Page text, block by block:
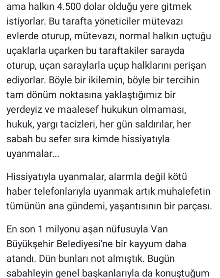
ama halkın 4.500 dolar olduğu yere gitmek
istiyorlar. Bu tarafta yöneticiler mütevazı
evlerde oturup, mütevazı, normal halkın uçtuğu
uçaklarla uçarken bu taraftakiler sarayda
oturup, uçan saraylarla uçup halklarını perişan
ediyorlar. Böyle bir ikilemin, böyle bir tercihin
tam dönüm noktasına yaklaştığımız bir
yerdeyiz ve maalesef hukukun olmaması,
hukuk, yargı tacizleri, her gün saldırılar, her
sabah bu sefer sıra kimde hissiyatıyla
uyanmalar...
Hissiyatıyla uyanmalar, alarmla değil kötü
haber telefonlarıyla uyanmak artık muhalefetin
tümünün ana gündemi, yaşantısının bir parçası.
En son 1 milyonu aşan nüfusuyla Van
Büyükşehir Belediyesi'ne bir kayyum daha
atandı. Dün bunları not almıştık. Bugün
sabahleyin genel başkanlarıyla da konuştuğum